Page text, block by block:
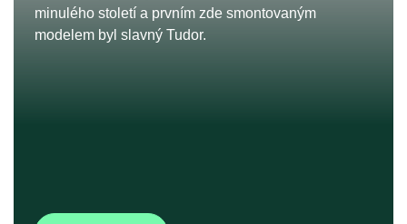
minulého století a prvním zde smontovaným
modelem byl slavný Tudor.